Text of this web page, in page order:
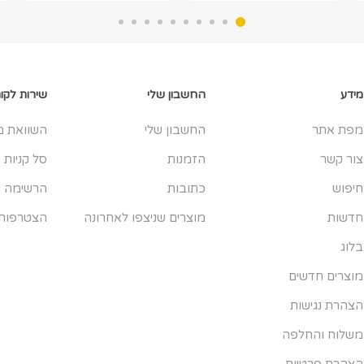
מידע
מפת אתר
צור קשר
חיפוש
חדשות
בלוג
מוצרים חדשים
הצהרת נגישות
משלוח והחלפה
החשבון שלי
החשבון שלי
הזמנות
כתובות
מוצרים שניצפו לאחרונה
שירות
השוואת
סל קניות
הרשימה